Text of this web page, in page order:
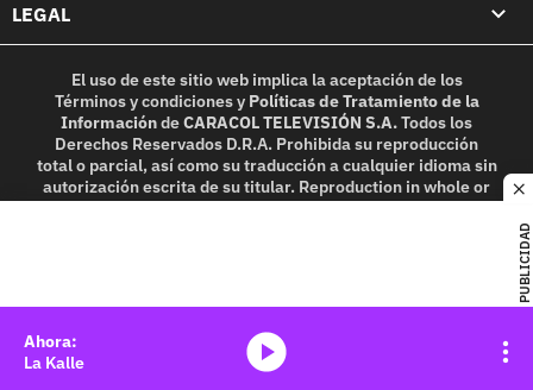
PUBLICIDAD
LEGAL
El uso de este sitio web implica la aceptación de los
Términos y condicionesy Políticas de Tratamiento de la
InformacióndeCARACOL TELEVISIÓN S.A.Todos los
Derechos Reservados D.R.A. Prohibida su reproducción
total o parcial, así como su traducción a cualquier idioma sin
autorización escrita de su titular. Reproduction in whole or
in part, or translation without written permission is
La Kalle